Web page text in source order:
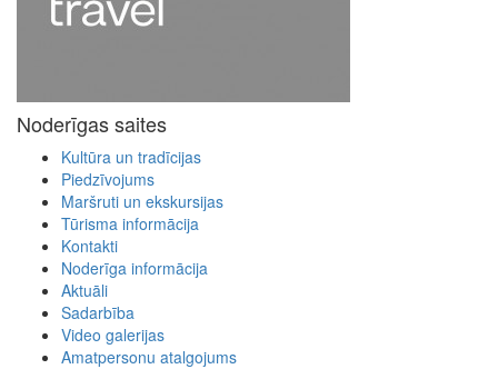
Noderīgas saites
Kultūra un tradīcijas
Piedzīvojums
Maršruti un ekskursijas
Tūrisma informācija
Kontakti
Noderīga informācija
Aktuāli
Sadarbība
Video galerijas
Amatpersonu atalgojums